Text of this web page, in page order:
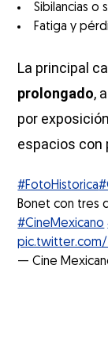
Sibilancias o
Fatiga y
La principal
prolongado,
por
espacios con
#FotoHistorica
Bonet con tres
#CineMexicano
pic.twitter.com/
— Cine